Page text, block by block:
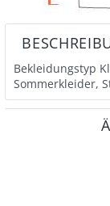
Bekleidungstyp
Sommerkleider,